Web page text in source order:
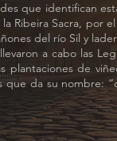
que identifican
Ribeira Sacra, por
del río Sil y
a cabo las
plantaciones de
da su nombre: